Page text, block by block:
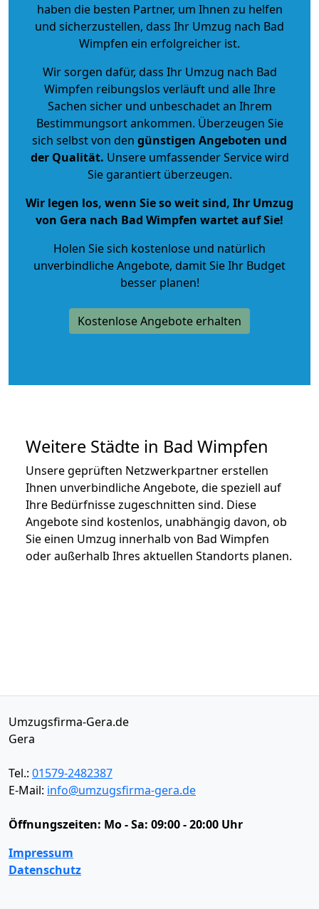
haben die besten Partner, um Ihnen zu helfen
und sicherzustellen, dass Ihr Umzug nach Bad
Wimpfen ein erfolgreicher ist.
Wir sorgen dafür, dass Ihr Umzug nach Bad
Wimpfen reibungslos verläuft und alle Ihre
Sachen sicher und unbeschadet an Ihrem
Bestimmungsort ankommen. Überzeugen Sie
sich selbst von den günstigen Angeboten und
der Qualität. Unsere umfassender Service wird
Sie garantiert überzeugen.
Wir legen los, wenn Sie so weit sind, Ihr Umzug
von Gera nach Bad Wimpfen wartet auf Sie!
Holen Sie sich kostenlose und natürlich
unverbindliche Angebote, damit Sie Ihr Budget
besser planen!
Kostenlose Angebote erhalten
Weitere Städte in Bad Wimpfen
Unsere geprüften Netzwerkpartner erstellen
Ihnen unverbindliche Angebote, die speziell auf
Ihre Bedürfnisse zugeschnitten sind. Diese
Angebote sind kostenlos, unabhängig davon, ob
Sie einen Umzug innerhalb von Bad Wimpfen
oder außerhalb Ihres aktuellen Standorts planen.
Umzugsfirma-Gera.de
Gera
Tel.: 01579-2482387
E-Mail: info@umzugsfirma-gera.de
Öffnungszeiten: Mo - Sa: 09:00 - 20:00 Uhr
Impressum
Datenschutz